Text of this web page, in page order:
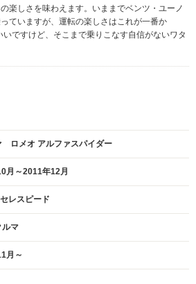
楽しさを味わえます。いままでベンツ・ユーノ
ていますが、運転の楽しさはこれが一番か
ですけど、そこまで乗りこなす自信がないワタ
ロメオ アルファスパイダー
月～2011年12月
レスピード
ルマ
月～